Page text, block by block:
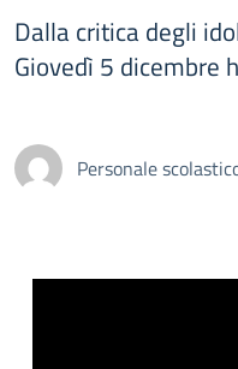
Dalla critica degli
Giovedì 5 dicembre
Personale